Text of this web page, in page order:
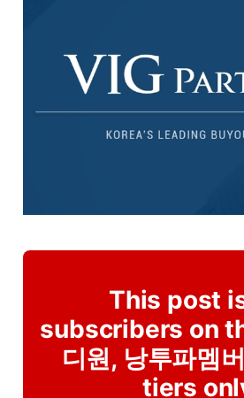
This post
subscribers on
디원, 낭투파멤
tiers